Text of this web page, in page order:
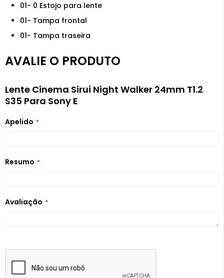
01- 0 Estojo para lente
01- Tampa frontal
01- Tampa traseira
AVALIE O PRODUTO
Lente Cinema Sirui Night Walker 24mm T1.2
S35 Para Sony E
Apelido
Resumo
Avaliação